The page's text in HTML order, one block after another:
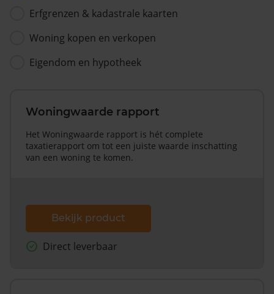
Erfgrenzen & kadastrale kaarten
Woning kopen en verkopen
Eigendom en hypotheek
Woningwaarde rapport
Het Woningwaarde rapport is hét complete
taxatierapport om tot een juiste waarde inschatting
van een woning te komen.
Bekijk product
Direct leverbaar